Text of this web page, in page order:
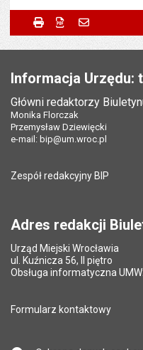
Metryczka
Wytworzył:
Liczba wyświetleń:
Powiadom znajomego
Powiadom znajomego
Twoje imię i nazwisko
Twój adres e-mail Pole
Tytuł e-mailaPole
*
Adres e-mail znajomego
Pytanie antyspamowe
*
Pole wymagane
Drukuj Zapisz do PDF
Informacja Urzędu:
Główni redaktorzy
Monika Florczak
Przemysław Dziewięcki
e-mail: bip@um.wroc.pl
Zespół redakcyjny BIP
Adres redakcji
Urząd Miejski Wrocławia
ul. Kuźnicza 56, II piętro
Obsługa informatyczna UMW:
Formularz kontaktowy